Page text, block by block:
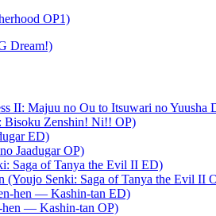
OP1)
Dream!)
II: Majuu no Ou to Itsuwari no Yuusha
Bisoku Zenshin! Ni!! OP)
ED)
Jaadugar OP)
Saga of Tanya the Evil II ED)
Senki: Saga of Tanya the Evil II
hen — Kashin-tan ED)
— Kashin-tan OP)